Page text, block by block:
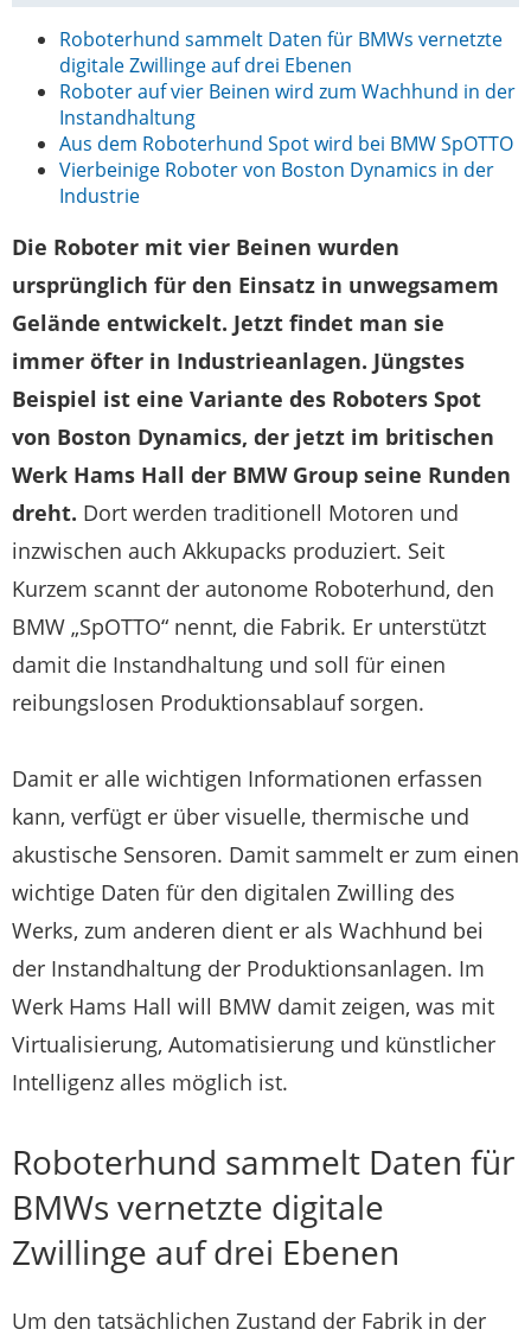
Roboterhund sammelt Daten für BMWs vernetzte
digitale Zwillinge auf drei Ebenen
Roboter auf vier Beinen wird zum Wachhund in der
Instandhaltung
Aus dem Roboterhund Spot wird bei BMW SpOTTO
Vierbeinige Roboter von Boston Dynamics in der
Industrie
Die Roboter mit vier Beinen wurden
ursprünglich für den Einsatz in unwegsamem
Gelände entwickelt. Jetzt findet man sie
immer öfter in Industrieanlagen. Jüngstes
Beispiel ist eine Variante des Roboters Spot
von Boston Dynamics, der jetzt im britischen
Werk Hams Hall der BMW Group seine Runden
dreht. Dort werden traditionell Motoren und
inzwischen auch Akkupacks produziert. Seit
Kurzem scannt der autonome Roboterhund, den
BMW „SpOTTO“ nennt, die Fabrik. Er unterstützt
damit die Instandhaltung und soll für einen
reibungslosen Produktionsablauf sorgen.
Damit er alle wichtigen Informationen erfassen
kann, verfügt er über visuelle, thermische und
akustische Sensoren. Damit sammelt er zum einen
wichtige Daten für den digitalen Zwilling des
Werks, zum anderen dient er als Wachhund bei
der Instandhaltung der Produktionsanlagen. Im
Werk Hams Hall will BMW damit zeigen, was mit
Virtualisierung, Automatisierung und künstlicher
Intelligenz alles möglich ist.
Roboterhund sammelt Daten für
BMWs vernetzte digitale
Zwillinge auf drei Ebenen
Um den tatsächlichen Zustand der Fabrik in der